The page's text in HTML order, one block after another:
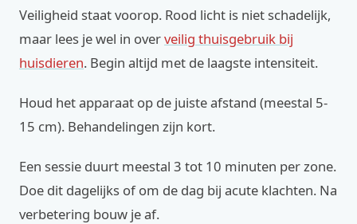
Veiligheid staat voorop. Rood licht is niet schadelijk,
maar lees je wel in overveilig thuisgebruik bij
huisdieren. Begin altijd met de laagste intensiteit.
Houd het apparaat op de juiste afstand (meestal 5-
15 cm). Behandelingen zijn kort.
Een sessie duurt meestal 3 tot 10 minuten per zone.
Doe dit dagelijks of om de dag bij acute klachten. Na
verbetering bouw je af.